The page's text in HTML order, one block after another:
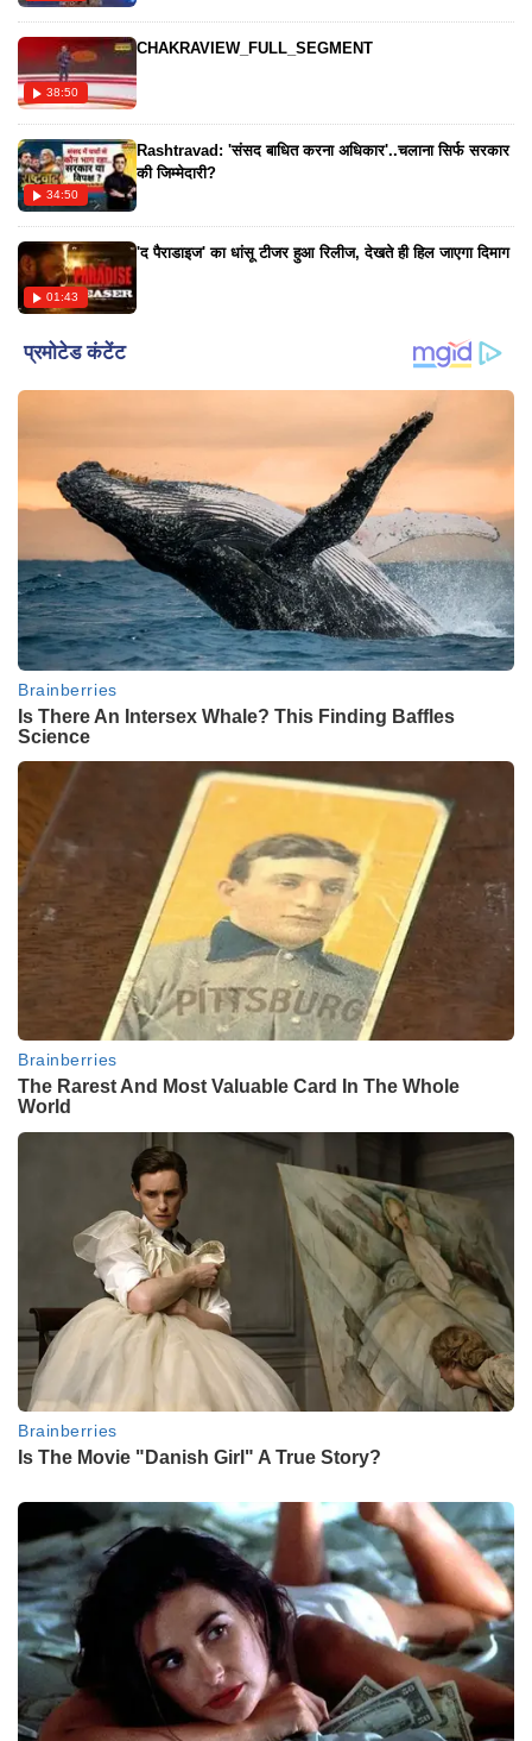
कार्यकर्ताओं को देंगे जीत का मंत्र, Kolkata Gangr@pae Case के
विरोध में BJP युवा मोर्चा का कासबा अभियान, आज सड़कों पर उतरेंगे छात्र,
आज High Court ने शर्तों के साथ दी है 4 घंटे की इजाजत, 08 जुलाई तक
पुलिस कस्टिडी में चारों आरोपी, Himachal Pradesh के Mandi जिले में
हुई तो 16 लोग लापता है, Landslide से चार लेन हाईवे के निर्माणाधीन
टनल का हिस्सा गिरा, NDRF-SDRF ने मोर्चा संभाला।
#amarnathyatra #amarnathyatra2025 #pmmodi
#bricssummit #biharelection #rajnathsingh
#kolkatagangrape #himachallandslide #weathernews
#hindinews #navbharat
38:50
CHAKRAVIEW_FULL_SEGMENT
34:50
Rashtravad: 'संसद बाधित करना अधिकार'..चलाना सिर्फ सरकार
की जिम्मेदारी?
01:43
'द पैराडाइज' का धांसू टीजर हुआ रिलीज, देखते ही हिल जाएगा दिमाग